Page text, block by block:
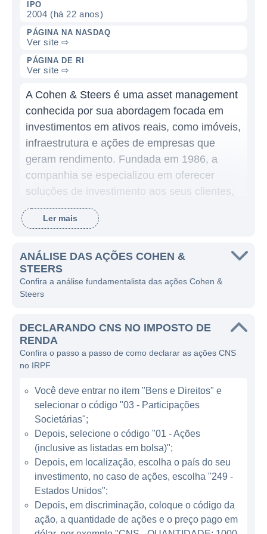
IPO
2004 (há 22 anos)
PÁGINA NA NASDAQ
Ver site ⇨
PÁGINA DE RI
Ver site ⇨
A Cohen & Steers é uma asset management
conhecida por sua abordagem focada em
investimentos em ativos reais, como imóveis,
infraestrutura e ações de empresas que
geram rendimento. Fundada em 1986, a
companhia se especializou em oferecer
soluções de investimento aos seus clientes,
com uma gestão que prioriza a preservação
de capital e a geração de rendimento. Ao
como uma das principais gestoras de ativos
do mercado, oferecendo um portfólio
diversificado que atende tanto investidores
A principal área de atuação da Cohen &
Steers está no segmento de fundos
imobiliários e investimentos em
sua expertise em identificar oportunidades
de investimento em propriedades e em
ações relacionadas a ativos que geram fluxo
de caixa, bem como em setores que
oferecem proteção contra a inflação. Com
uma perspectiva global, a Cohen & Steers
busca não apenas investir, mas também
agregar valor a seus ativos, abrangendo
diferentes classes de bens que
Ler mais
ANÁLISE DAS AÇÕES COHEN &
STEERS
Confira a análise fundamentalista das ações Cohen &
Steers
DECLARANDO CNS NO IMPOSTO DE
RENDA
Confira o passo a passo de como declarar as ações CNS
no IRPF
Você deve entrar no item "Bens e Direitos" e
selecionar o código "03 - Participações
Societárias";
Depois, selecione o código "01 - Ações
(inclusive as listadas em bolsa)";
Depois, em localização, escolha o país do seu
investimento, no caso de ações, escolha "249 -
Estados Unidos";
Depois, em discriminação, coloque o código da
ação, a quantidade de ações e o preço pago em